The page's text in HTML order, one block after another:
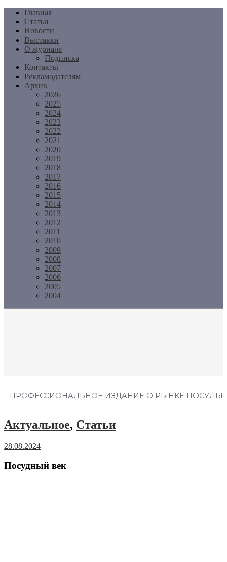
Перейти
содержимому
Главная
Статьи
Новости
Выставки
О журнале
Подписка
Контакты
Рекламодателям
Архив
2026
2025
2024
2023
2022
2021
2020
2019
2018
2017
2016
2015
2014
2013
2012
2011
2010
2009
2008
2007
2006
2005
2004
ПРОФЕССИОНАЛЬНОЕ ИЗДАНИЕ О РЫНКЕ ПОСУДЫ
Актуальное, Статьи
28.08.2024
Посудный век